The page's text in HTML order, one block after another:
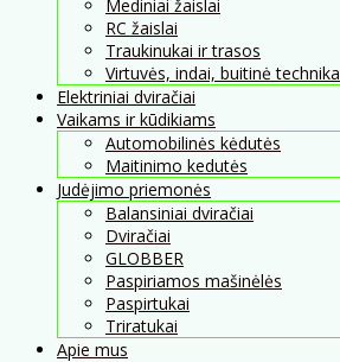
Mediniai žaislai
RC žaislai
Traukinukai ir trasos
Virtuvės, indai, buitinė technika
Elektriniai dviračiai
Vaikams ir kūdikiams
Automobilinės kėdutės
Maitinimo kedutės
Judėjimo priemonės
Balansiniai dviračiai
Dviračiai
GLOBBER
Paspiriamos mašinėlės
Paspirtukai
Triratukai
Apie mus